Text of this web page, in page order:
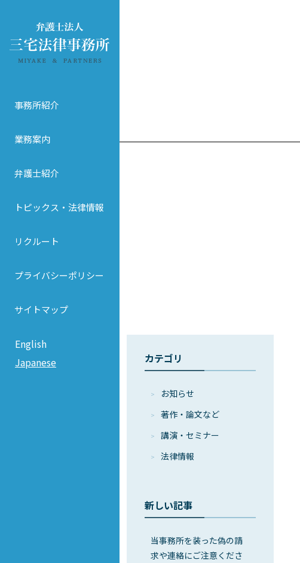
事務所紹介
業務案内
弁護士紹介
トピックス・法律情報
リクルート
プライバシーポリシー
サイトマップ
English
Japanese
カテゴリ
お知らせ
著作・論⽂など
講演・セミナー
法律情報
新しい記事
当事務所を装った偽の請
求や連絡にご注意くださ